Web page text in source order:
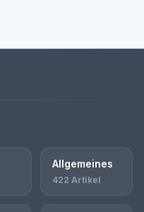
Allgemeines
422 Artikel